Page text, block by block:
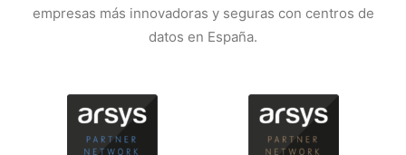
empresas más innovadoras y seguras con centros de
datos en España.